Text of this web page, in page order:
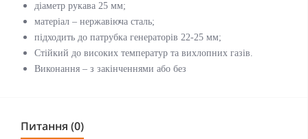
діаметр рукава 25 мм;
матеріал – нержавіюча сталь;
підходить до патрубка генераторів 22-25 мм;
Стійкий до високих температур та вихлопних газів.
Виконання – з закінченнями або без
Питання (0)